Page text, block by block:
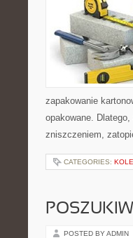
zapakowanie
opakowane.
zniszczeniem,
CATEGORIES:
POSTED BY ADMIN